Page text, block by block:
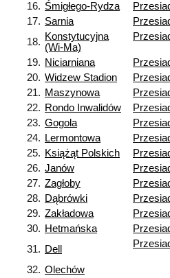
16. Śmigłego-Rydza
17. Sarnia
18. Konstytucyjna
(Wi-Ma)
19. Niciarniana
20. Widzew Stadion
21. Maszynowa
22. Rondo Inwalidów
23. Gogola
24. Lermontowa
25. Książąt Polskich
26. Janów
27. Zagłoby
28. Dąbrówki
29. Zakładowa
30. Hetmańska
31. Dell
32. Olechów